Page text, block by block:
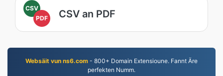
CSV
PDF
CSV an PDF
Websäit vun ns6.com - 800+ Domain Extensioune. Fannt Äre
perfekten Numm.